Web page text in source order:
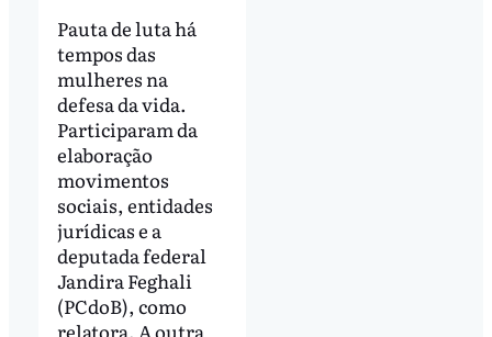
Pauta de luta há
tempos das
mulheres na
defesa da vida.
Participaram da
elaboração
movimentos
sociais, entidades
jurídicas e a
deputada federal
Jandira Feghali
(PCdoB), como
relatora. A outra